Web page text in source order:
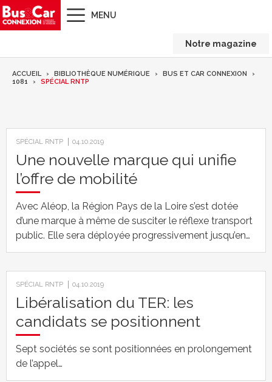
MENU
Notre magazine
ACCUEIL BIBLIOTHÈQUE NUMÉRIQUE
BUS ET CAR CONNEXION
1081
SPÉCIAL RNTP
SPÉCIAL RNTP 04.10.2019
Une nouvelle marque qui unifie
l’offre de mobilité
Avec Aléop, la Région Pays de la Loire s’est dotée
d’une marque à même de susciter le réflexe transport
public. Elle sera déployée progressivement jusqu’en…
SPÉCIAL RNTP 04.10.2019
Libéralisation du TER: les
candidats se positionnent
Sept sociétés se sont positionnées en prolongement
de l’appel…